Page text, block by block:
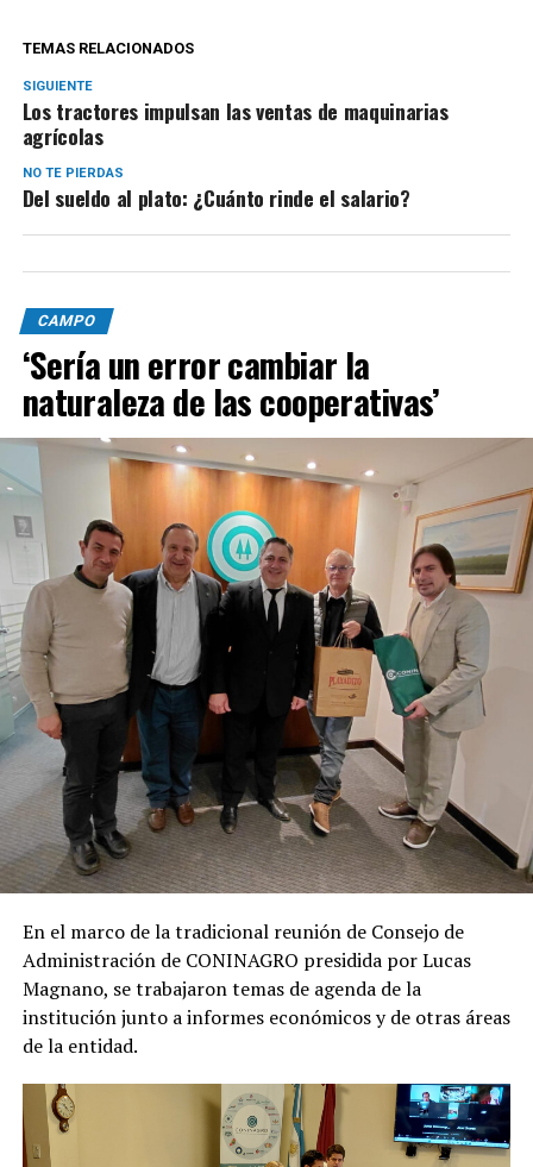
TEMAS RELACIONADOS
SIGUIENTE
Los tractores impulsan las ventas de maquinarias
agrícolas
NO TE PIERDAS
Del sueldo al plato: ¿Cuánto rinde el salario?
CAMPO
‘Sería un error cambiar la
naturaleza de las cooperativas’
En el marco de la tradicional reunión de Consejo de
Administración de CONINAGRO presidida por Lucas
Magnano, se trabajaron temas de agenda de la
institución junto a informes económicos y de otras áreas
de la entidad.